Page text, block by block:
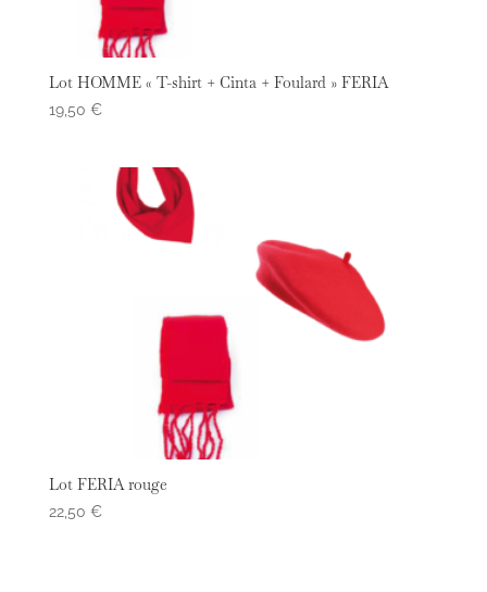
Lot HOMME « T-shirt + Cinta + Foulard » FERIA
19,50 €
Lot FERIA rouge
22,50 €